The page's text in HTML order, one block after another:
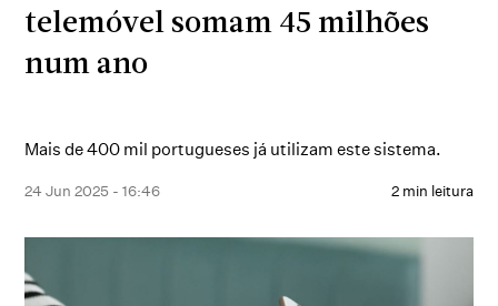
telemóvel somam 45 milhões
num ano
Mais de 400 mil portugueses já utilizam este sistema.
24 Jun 2025 - 16:46 2 min leitura